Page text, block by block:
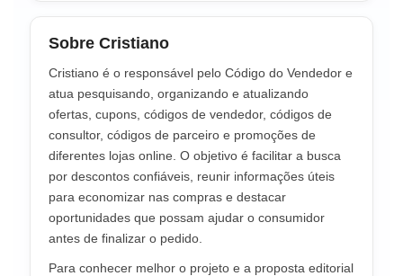
Sobre Cristiano
Cristiano é o responsável pelo Código do Vendedor e
atua pesquisando, organizando e atualizando
ofertas, cupons, códigos de vendedor, códigos de
consultor, códigos de parceiro e promoções de
diferentes lojas online. O objetivo é facilitar a busca
por descontos confiáveis, reunir informações úteis
para economizar nas compras e destacar
oportunidades que possam ajudar o consumidor
antes de finalizar o pedido.
Para conhecer melhor o projeto e a proposta editorial